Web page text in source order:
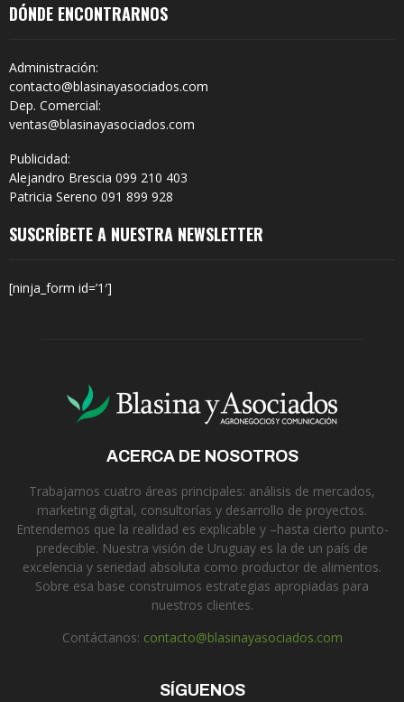
DÓNDE ENCONTRARNOS
Administración:
contacto@blasinayasociados.com
Dep. Comercial:
ventas@blasinayasociados.com
Publicidad:
Alejandro Brescia 099 210 403
Patricia Sereno 091 899 928
SUSCRÍBETE A NUESTRA NEWSLETTER
[ninja_form id=’1′]
ACERCA DE NOSOTROS
Trabajamos cuatro áreas principales: análisis de mercados,
marketing digital, consultorías y desarrollo de proyectos.
Entendemos que la realidad es explicable y –hasta cierto punto-
predecible. Nuestra visión de Uruguay es la de un país de
excelencia y seriedad absoluta como productor de alimentos.
Sobre esa base construimos estrategias apropiadas para
nuestros clientes.
Contáctanos: contacto@blasinayasociados.com
SÍGUENOS